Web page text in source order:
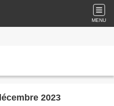
MENU
2023